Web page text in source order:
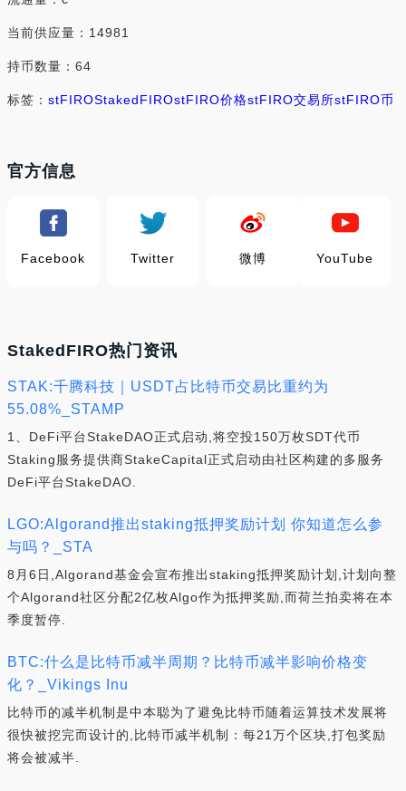
当前供应量：14981
持币数量：64
标签： stFIROStakedFIROstFIRO价格stFIRO交易所stFIRO币
官方信息
Facebook Twitter 微博 YouTube
StakedFIRO热门资讯
STAK:千腾科技｜USDT占比特币交易比重约为
55.08%_STAMP
1、DeFi平台StakeDAO正式启动,将空投150万枚SDT代币
Staking服务提供商StakeCapital正式启动由社区构建的多服务
DeFi平台StakeDAO.
LGO:Algorand推出staking抵押奖励计划 你知道怎么参
与吗？_STA
8月6日,Algorand基金会宣布推出staking抵押奖励计划,计划向整
个Algorand社区分配2亿枚Algo作为抵押奖励,而荷兰拍卖将在本
季度暂停.
BTC:什么是比特币减半周期？比特币减半影响价格变
化？_Vikings Inu
比特币的减半机制是中本聪为了避免比特币随着运算技术发展将
很快被挖完而设计的,比特币减半机制：每21万个区块,打包奖励
将会被减半.